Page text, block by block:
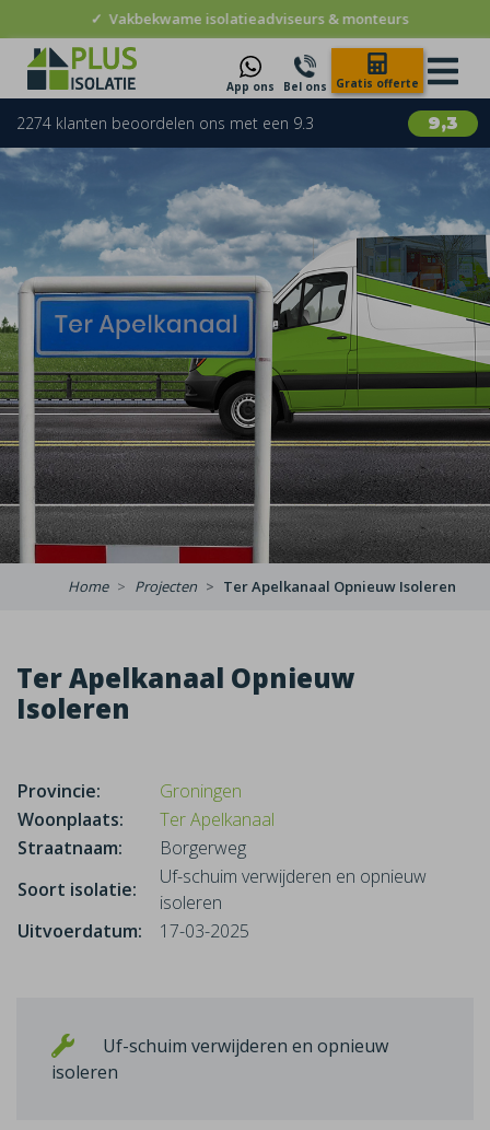
✓ Vakbekwame isolatieadviseurs & monteurs
App ons Bel ons Gratis offerte
9,3
2274 klanten beoordelen ons met een 9.3
Home Projecten Ter Apelkanaal Opnieuw Isoleren
Ter Apelkanaal Opnieuw
Isoleren
Provincie:
Groningen
Woonplaats:
Ter Apelkanaal
Straatnaam:
Borgerweg
Soort isolatie:
Uf-schuim verwijderen en opnieuw
isoleren
Uitvoerdatum:
17-03-2025
Uf-schuim verwijderen en opnieuw
isoleren